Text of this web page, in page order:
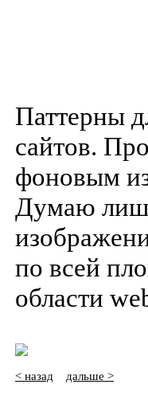
Паттерны
сайтов.
фоновым
Думаю
по всей
области
< назад дальше >